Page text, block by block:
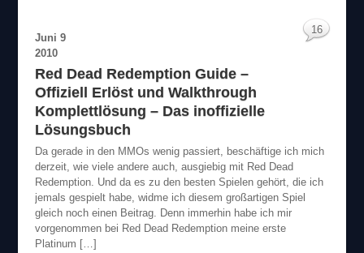
Juni 9
2010
Red Dead Redemption Guide –
Offiziell Erlöst und Walkthrough
Komplettlösung – Das inoffizielle
Lösungsbuch
Da gerade in den MMOs wenig passiert, beschäftige ich mich
derzeit, wie viele andere auch, ausgiebig mit Red Dead
Redemption. Und da es zu den besten Spielen gehört, die ich
jemals gespielt habe, widme ich diesem großartigen Spiel
gleich noch einen Beitrag. Denn immerhin habe ich mir
vorgenommen bei Red Dead Redemption meine erste
Platinum […]
16